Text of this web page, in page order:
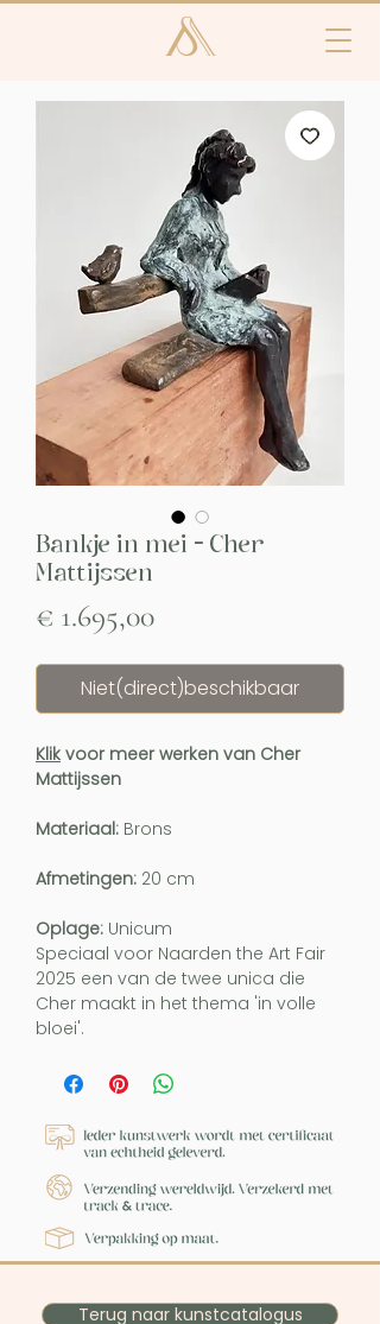
Bankje in mei - Cher
Mattijssen
€ 1.695,00Prijs
Niet(direct)beschikbaar
Klik voor meer werken van Cher
Mattijssen
Materiaal: Brons
Afmetingen: 20 cm
Oplage: Unicum
Speciaal voor Naarden the Art Fair
2025 een van de twee unica die
Cher maakt in het thema 'in volle
bloei'.
Terug naar kunstcatalogus